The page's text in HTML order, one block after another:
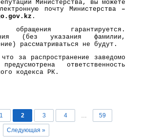
Министерства, вы можете
почту Министерства –
.gov.kz .
обращения гарантируется.
(без указания фамилии,
рассматриваться не будут.
за распространение заведомо
ответственность
кодекса РК.
1 2 3 4 … 59
Следующая »